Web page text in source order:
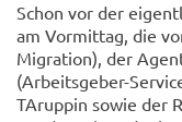
Schon vor der
am Vor­mit­tag, die
Mi­gra­ti­on), der
(Arbeitsgeber-​
TArup­pin sowie der